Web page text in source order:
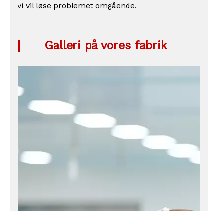
vi vil løse problemet omgående.
| Galleri på vores fabrik